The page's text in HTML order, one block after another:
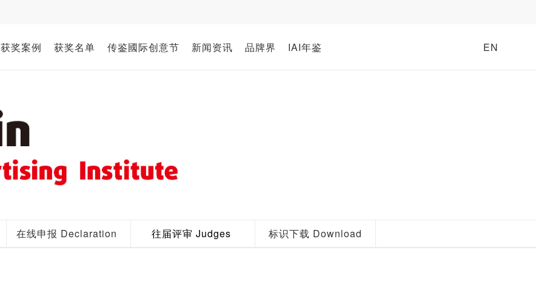
获奖案例 获奖名单 传鉴國际创意节 新闻资讯 品牌界 IAI年鉴 EN
在线申报 Declaration 往届评审 Judges 标识下载 Download